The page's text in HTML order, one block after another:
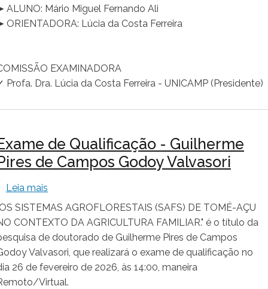
ALUNO: Mário Miguel Fernando Ali
ORIENTADORA: Lúcia da Costa Ferreira
EXAMINADORA
Profa. Dra. Lúcia da Costa Ferreira - UNICAMP (Presidente)
de Qualificação - Guilherme
de Campos Godoy Valvasori
Leia mais
SISTEMAS AGROFLORESTAIS (SAFS) DE TOMÉ-AÇU
CONTEXTO DA AGRICULTURA FAMILIAR." é o título da
de doutorado de Guilherme Pires de Campos
Valvasori, que realizará o exame de qualificação no
26 de fevereiro de 2026, às 14:00, maneira
Virtual.